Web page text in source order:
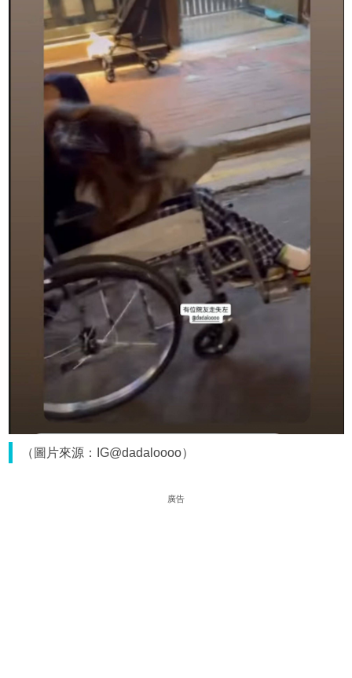
（圖片來源：IG@dadaloooo）
廣告